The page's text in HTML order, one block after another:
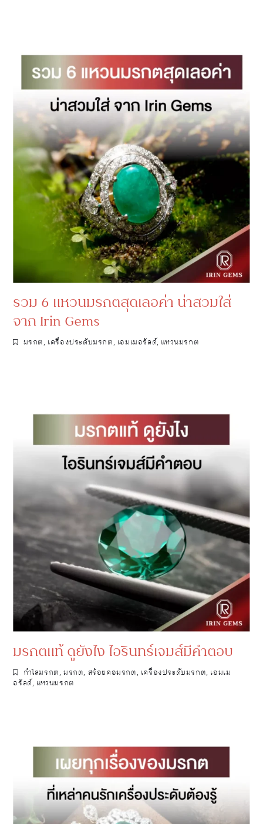
รวม 6 แหวนมรกตสุดเลอค่า น่าสวมใส่
จาก Irin Gems
มรกต, เครื่องประดับมรกต, เอมเมอรัลด์, แหวนมรกต
มรกตแท้ ดูยังไง ไอรินทร์เจมส์มีคำตอบ
กำไลมรกต,มรกต, สร้อยคอมรกต, เครื่องประดับมรกต, เอมเม
อรัลด์, แหวนมรกต